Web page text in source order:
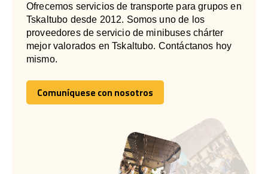
Ofrecemos servicios de transporte para grupos en
Tskaltubo desde 2012. Somos uno de los
proveedores de servicio de minibuses chárter
mejor valorados en Tskaltubo. Contáctanos hoy
mismo.
Comuníquese con nosotros
Comuníquese con nosotros